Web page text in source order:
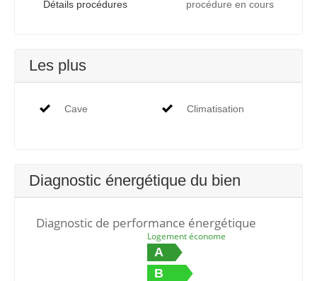
Détails procédures procédure en cours
Les plus
Cave Climatisation
Diagnostic énergétique du bien
Diagnostic de performance énergétique
Logement économe
A
B